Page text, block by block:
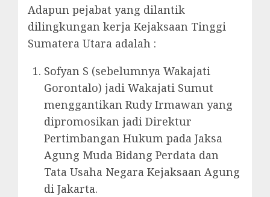
Adapun pejabat yang dilantik
dilingkungan kerja Kejaksaan Tinggi
Sumatera Utara adalah :
Sofyan S (sebelumnya Wakajati
Gorontalo) jadi Wakajati Sumut
menggantikan Rudy Irmawan yang
dipromosikan jadi Direktur
Pertimbangan Hukum pada Jaksa
Agung Muda Bidang Perdata dan
Tata Usaha Negara Kejaksaan Agung
di Jakarta.